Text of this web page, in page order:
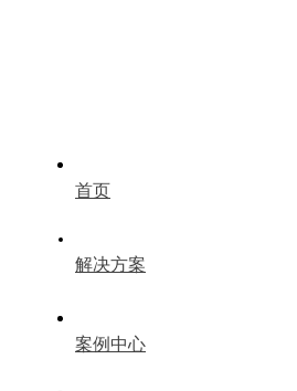
首页
解决方案
案例中心